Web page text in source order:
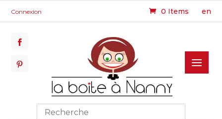
Connexion 0 Items en